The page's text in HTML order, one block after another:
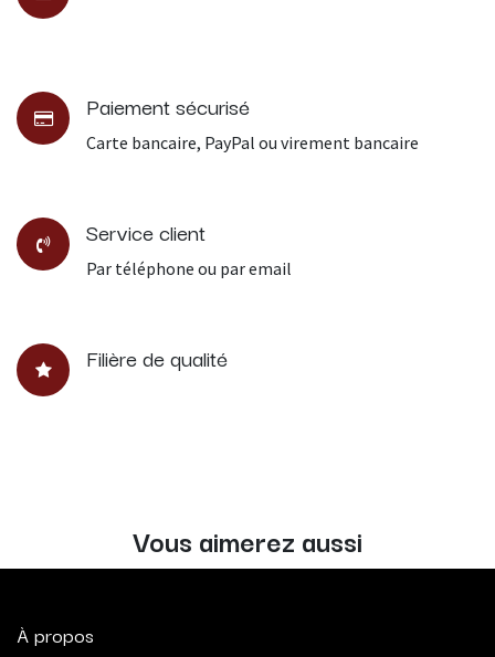
Paiement sécurisé
Carte bancaire, PayPal ou virement bancaire
Service client
Par téléphone ou par email
Filière de qualité
Vous aimerez aussi
À propos